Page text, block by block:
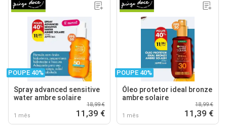
POUPE 40%
Spray advanced sensitive
water ambre solaire
1 mês
18,99 €
11,39 €
POUPE 40%
Óleo protetor ideal bronze
ambre solaire
1 mês
18,99 €
11,39 €